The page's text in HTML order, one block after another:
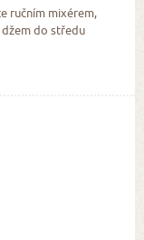
ručním mixérem,
do středu